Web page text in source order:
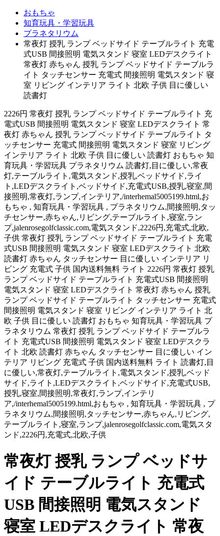
おもちゃ
知育玩具・学習玩具
プラネタリウム
常夜灯 授乳 ランプ ベッドサイド テーブルライト 充電
式USB 間接照明 電気スタンド 寝室 LEDデスクライト
常夜灯 赤ちゃん 授乳 ランプ ベッドサイド テーブルラ
イト タッチセンサー 充電式 間接照明 電気スタンド 寝
室 リビング インテリア ライト 北欧 子供 目に優しい
読書灯
2226円 常夜灯 授乳 ランプ ベッドサイド テーブルライト 充
電式USB 間接照明 電気スタンド 寝室 LEDデスクライト 常
夜灯 赤ちゃん 授乳 ランプ ベッドサイド テーブルライト タ
ッチセンサー 充電式 間接照明 電気スタンド 寝室 リビング
インテリア ライト 北欧 子供 目に優しい 読書灯 おもちゃ 知
育玩具・学習玩具 プラネタリウム 読書灯,目に優しい,常夜
灯,テーブルライト,電気スタンド,授乳,ベッドサイド,ライ
ト,LEDデスクライト,ベッドサイド,充電式USB,授乳,寝室,間
接照明,常夜灯,ランプ,インテリア,/interhemal5005199.html,お
もちゃ , 知育玩具・学習玩具 , プラネタリウム,間接照明,タッ
チセンサー,赤ちゃん,リビング,テーブルライト,寝室,ラン
プ,jalenrosegolfclassic.com,電気スタンド,2226円,充電式,北欧,
子供 常夜灯 授乳 ランプ ベッドサイド テーブルライト 充電
式USB 間接照明 電気スタンド 寝室 LEDデスクライト 北欧
読書灯 赤ちゃん タッチセンサー 目に優しい インテリア リ
ビング 充電式 子供 国内送料無料 ライト 2226円 常夜灯 授乳
ランプ ベッドサイド テーブルライト 充電式USB 間接照明
電気スタンド 寝室 LEDデスクライト 常夜灯 赤ちゃん 授乳
ランプ ベッドサイド テーブルライト タッチセンサー 充電式
間接照明 電気スタンド 寝室 リビング インテリア ライト 北
欧 子供 目に優しい 読書灯 おもちゃ 知育玩具・学習玩具 プ
ラネタリウム 常夜灯 授乳 ランプ ベッドサイド テーブルラ
イト 充電式USB 間接照明 電気スタンド 寝室 LEDデスクラ
イト 北欧 読書灯 赤ちゃん タッチセンサー 目に優しい イン
テリア リビング 充電式 子供 国内送料無料 ライト 読書灯,目
に優しい,常夜灯,テーブルライト,電気スタンド,授乳,ベッド
サイド,ライト,LEDデスクライト,ベッドサイド,充電式USB,
授乳,寝室,間接照明,常夜灯,ランプ,インテリ
ア,/interhemal5005199.html,おもちゃ , 知育玩具・学習玩具 , プ
ラネタリウム,間接照明,タッチセンサー,赤ちゃん,リビング,
テーブルライト,寝室,ランプ,jalenrosegolfclassic.com,電気スタ
ンド,2226円,充電式,北欧,子供
常夜灯 授乳 ランプ ベッドサ
イド テーブルライト 充電式
USB 間接照明 電気スタンド
寝室 LEDデスクライト 常夜